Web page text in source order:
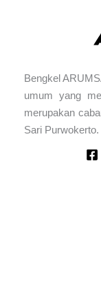
Bengkel
umum yang
merupakan
Sari Purwokerto.